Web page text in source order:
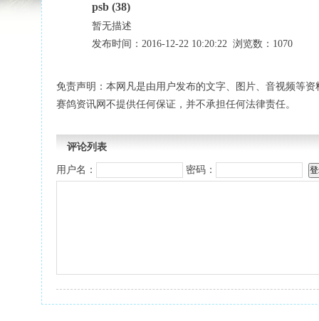
psb (38)
暂无描述
发布时间：2016-12-22 10:20:22 浏览数：1070
免责声明：本网凡是由用户发布的文字、图片、音视频等
赛鸽资讯网不提供任何保证，并不承担任何法律责任。
评论列表
用户名： 密码：